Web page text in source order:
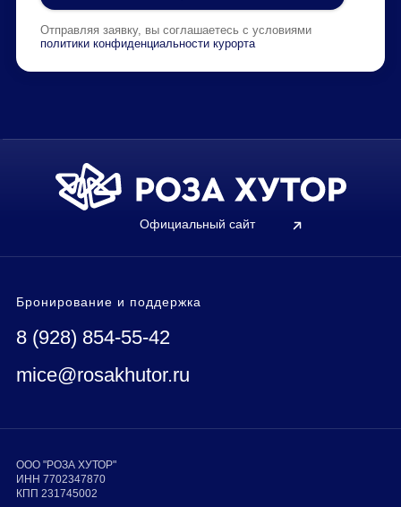
Отправляя заявку, вы соглашаетесь с условиями
политики конфиденциальности курорта
ООО "РОЗА ХУТОР"
ИНН 7702347870
КПП 231745002
Официальный сайт
mice@rosakhutor.ru
8 (928) 854-55-42
Бронирование и поддержка